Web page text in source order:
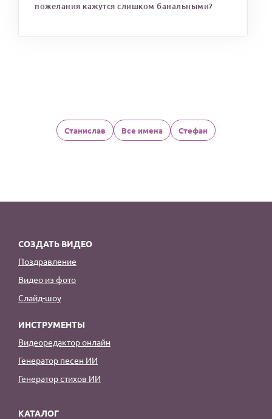
пожелания кажутся слишком банальными?
Станислав Все имена Стефан
СОЗДАТЬ ВИДЕО
Поздравление
Видео из фото
Слайд-шоу
ИНСТРУМЕНТЫ
Видеоредактор онлайн
Генератор песен ИИ
Генератор стихов ИИ
КАТАЛОГ